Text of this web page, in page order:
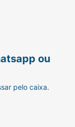
ou
pelo caixa.